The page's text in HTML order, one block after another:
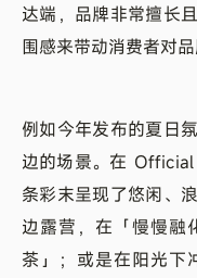
达端，品牌非常擅长
围感来带动消费者对品
例如今年发布的夏日
边的场景。在 Official
条彩末呈现了悠闲、
边露营，在「慢慢融
茶」；或是在阳光下